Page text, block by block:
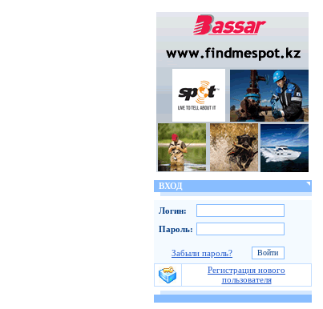
ВХОД
Логин:
Пароль:
Забыли пароль?
Регистрация нового
пользователя